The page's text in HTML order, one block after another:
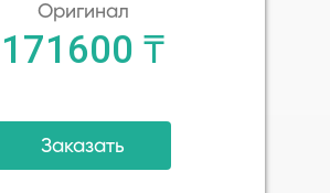
Оригинал
171600 ₸
Заказать